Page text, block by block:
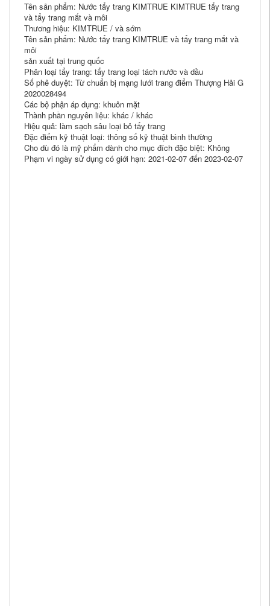
Tên sản phẩm: Nước tẩy trang KIMTRUE KIMTRUE tẩy trang
và tẩy trang mắt và môi
Thương hiệu: KIMTRUE / và sớm
Tên sản phẩm: Nước tẩy trang KIMTRUE và tẩy trang mắt và
môi
sản xuất tại trung quốc
Phân loại tẩy trang: tẩy trang loại tách nước và dầu
Số phê duyệt: Từ chuẩn bị mạng lưới trang điểm Thượng Hải G
2020028494
Các bộ phận áp dụng: khuôn mặt
Thành phần nguyên liệu: khác / khác
Hiệu quả: làm sạch sâu loại bỏ tẩy trang
Đặc điểm kỹ thuật loại: thông số kỹ thuật bình thường
Cho dù đó là mỹ phẩm dành cho mục đích đặc biệt: Không
Phạm vi ngày sử dụng có giới hạn: 2021-02-07 đến 2023-02-07